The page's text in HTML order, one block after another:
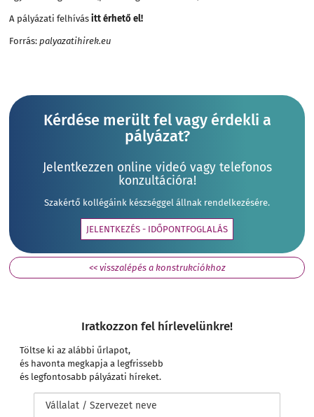
A pályázati felhívásitt érhető el!
Forrás:palyazatihirek.eu
Kérdése merült fel vagy érdekli a
pályázat?
Jelentkezzen online videó vagy telefonos
konzultációra!
Szakértő kollégáink készséggel állnak rendelkezésére.
JELENTKEZÉS - IDŐPONTFOGLALÁS
<< visszalépés a konstrukciókhoz
Iratkozzon fel hírlevelünkre!
Töltse ki az alábbi űrlapot,
és havonta megkapja a legfrissebb
és legfontosabb pályázati híreket.